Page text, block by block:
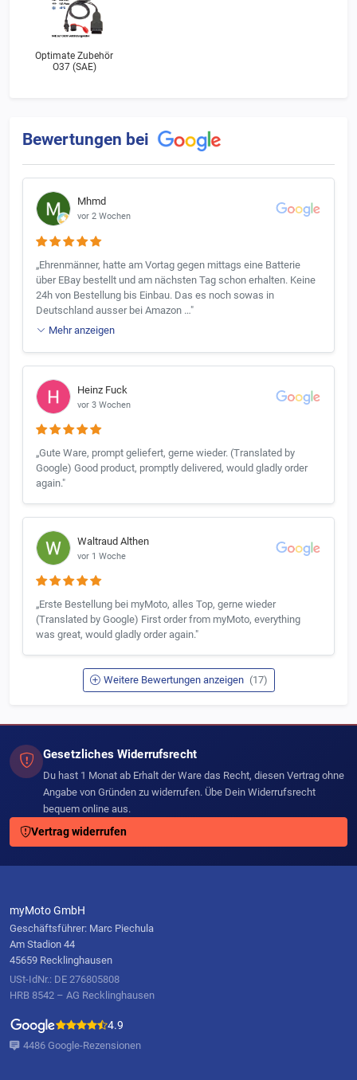
Optimate Zubehör
O37 (SAE)
Bewertungen bei
Mhmd
vor 2 Wochen
„Ehrenmänner, hatte am Vortag gegen mittags eine Batterie
über EBay bestellt und am nächsten Tag schon erhalten. Keine
24h von Bestellung bis Einbau. Das es noch sowas in
Deutschland ausser bei Amazon …"
Mehr anzeigen
Heinz Fuck
vor 3 Wochen
„Gute Ware, prompt geliefert, gerne wieder. (Translated by
Google) Good product, promptly delivered, would gladly order
again."
Waltraud Althen
vor 1 Woche
„Erste Bestellung bei myMoto, alles Top, gerne wieder
(Translated by Google) First order from myMoto, everything
was great, would gladly order again."
Weitere Bewertungen anzeigen (17)
Gesetzliches Widerrufsrecht
Du hast 1 Monat ab Erhalt der Ware das Recht, diesen Vertrag ohne
Angabe von Gründen zu widerrufen. Übe Dein Widerrufsrecht
bequem online aus.
Vertrag widerrufen
myMoto GmbH
Geschäftsführer: Marc Piechula
Am Stadion 44
45659 Recklinghausen
USt-IdNr.: DE 276805808
HRB 8542 – AG Recklinghausen
4.9
4486 Google-Rezensionen